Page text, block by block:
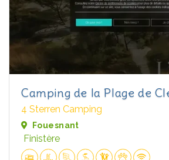
Camping de la Plage de
4 Sterren Camping
Fouesnant
Finistère